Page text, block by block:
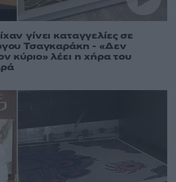
γίνει καταγγελίες σε
Τσαγκαράκη - «Δεν
κύριο» λέει η χήρα του